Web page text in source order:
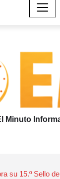
Minuto
su 15.º Sello